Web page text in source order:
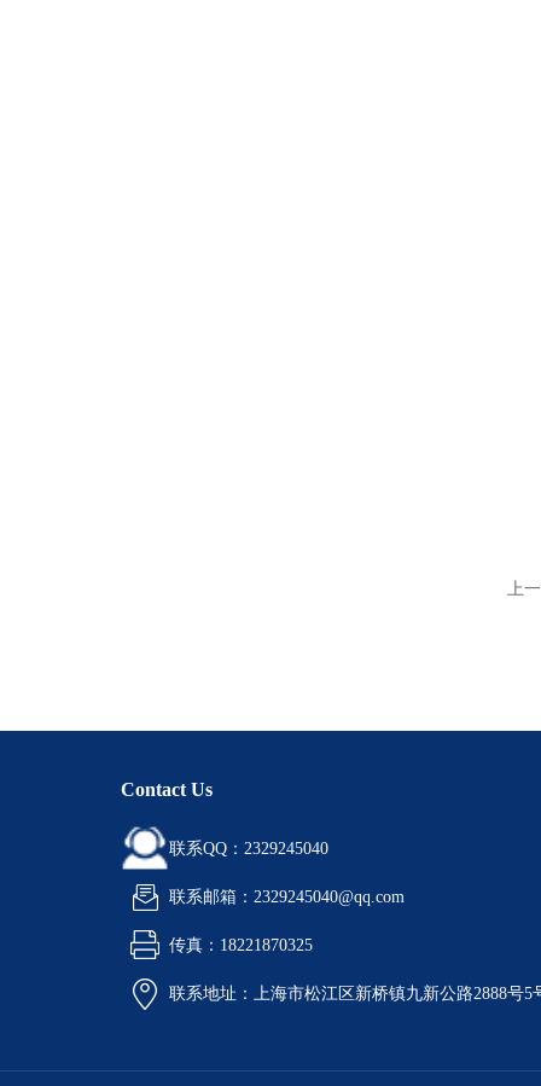
上
Contact Us
联系QQ：2329245040
联系邮箱：2329245040@qq.com
传真：18221870325
联系地址：上海市松江区新桥镇九新公路2888号5